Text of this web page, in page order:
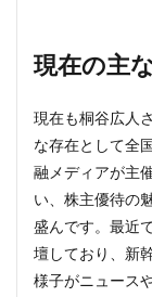
現在の主
現在も桐谷広人
な存在として全
融メディアが主
い、株主優待の
盛んです。最近
壇しており、新
様子がニュース